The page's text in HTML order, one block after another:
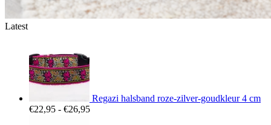
Latest
Regazi halsband roze-zilver-goudkleur 4 cm
€22,95 - €26,95Prijsklasse: